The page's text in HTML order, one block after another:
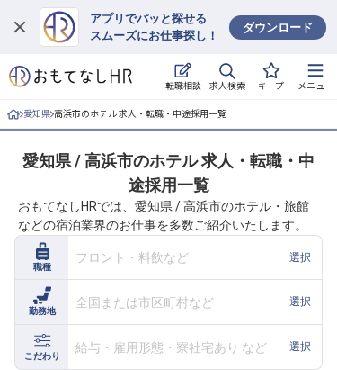
アプリでパッと探せる
スムーズにお仕事探し！
ダウンロード
転職相談 求人検索 キープ メニュー
ログイン
求人・施設を探す
就職・転職 合同説明会
おもてなしHRについて
ご利用の流れ
よくある質問
ホテル・宿泊業界情報コラム
愛知県 高浜市のホテル 求人・転職・中途採用一覧
愛知県 / 高浜市のホテル 求人・転職・中
途採用一覧
おもてなしHRでは、愛知県 / 高浜市のホテル・旅館
などの宿泊業界のお仕事を多数ご紹介いたします。
職種
フロント・料飲など 選択
勤務地
全国または市区町村など 選択
こだわり
給与・雇用形態・寮社宅あり など 選択